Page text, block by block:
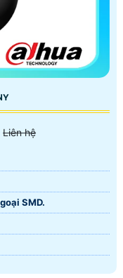
Liên hệ
SMD.